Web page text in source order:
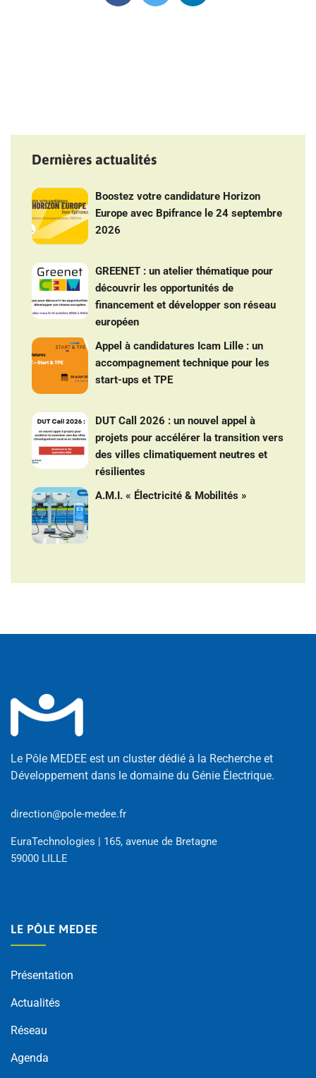
Dernières actualités
Boostez votre candidature Horizon
Europe avec Bpifrance le 24 septembre
2026
GREENET : un atelier thématique pour
découvrir les opportunités de
financement et développer son réseau
européen
Appel à candidatures Icam Lille : un
accompagnement technique pour les
start-ups et TPE
DUT Call 2026 : un nouvel appel à
projets pour accélérer la transition vers
des villes climatiquement neutres et
résilientes
A.M.I. « Électricité & Mobilités »
Le Pôle MEDEE est un cluster dédié à la Recherche et
Développement dans le domaine du Génie Électrique.
direction@pole-medee.fr
EuraTechnologies | 165, avenue de Bretagne
59000 LILLE
LE PÔLE MEDEE
Présentation
Actualités
Réseau
Agenda